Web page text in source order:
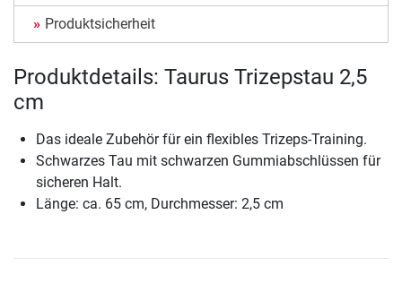
Produktsicherheit
Produktdetails: Taurus Trizepstau 2,5
cm
Das ideale Zubehör für ein flexibles Trizeps-Training.
Schwarzes Tau mit schwarzen Gummiabschlüssen für
sicheren Halt.
Länge: ca. 65 cm, Durchmesser: 2,5 cm